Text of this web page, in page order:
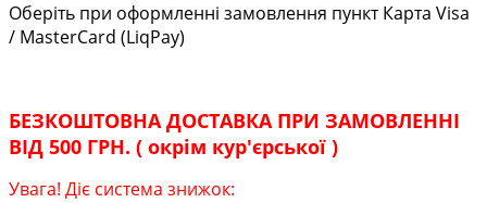
Оберіть при оформленні замовлення пункт Карта Visa
/ MasterCard (LiqPay)
БЕЗКОШТОВНА ДОСТАВКА ПРИ ЗАМОВЛЕННІ
ВІД 500 ГРН. ( окрім кур'єрської )
Увага! Діє система знижок: